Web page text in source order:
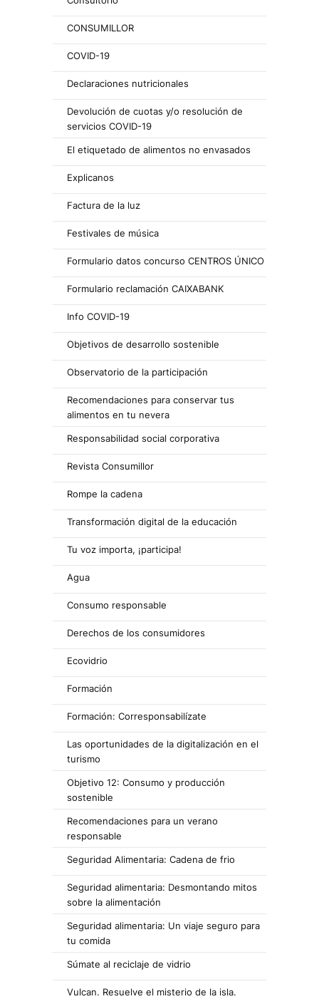
CONSUMILLOR
COVID-19
Declaraciones nutricionales
Devolución de cuotas y/o resolución de
servicios COVID-19
El etiquetado de alimentos no envasados
Explicanos
Factura de la luz
Festivales de música
Formulario datos concurso CENTROS ÚNICO
Formulario reclamación CAIXABANK
Info COVID-19
Objetivos de desarrollo sostenible
Observatorio de la participación
Recomendaciones para conservar tus
alimentos en tu nevera
Responsabilidad social corporativa
Revista Consumillor
Rompe la cadena
Transformación digital de la educación
Tu voz importa, ¡participa!
Agua
Consumo responsable
Derechos de los consumidores
Ecovidrio
Formación
Formación: Corresponsabilízate
Las oportunidades de la digitalización en el
turismo
Objetivo 12: Consumo y producción
sostenible
Recomendaciones para un verano
responsable
Seguridad Alimentaria: Cadena de frio
Seguridad alimentaria: Desmontando mitos
sobre la alimentación
Seguridad alimentaria: Un viaje seguro para
tu comida
Súmate al reciclaje de vidrio
Vulcan. Resuelve el misterio de la isla.